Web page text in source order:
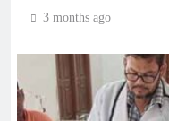
3 months ago